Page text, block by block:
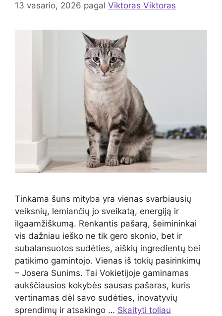
13 vasario, 2026 pagal Viktoras Viktoras
Tinkama šuns mityba yra vienas svarbiausių
veiksnių, lemiančių jo sveikatą, energiją ir
ilgaamžiškumą. Renkantis pašarą, šeimininkai
vis dažniau ieško ne tik gero skonio, bet ir
subalansuotos sudėties, aiškių ingredientų bei
patikimo gamintojo. Vienas iš tokių pasirinkimų
– Josera Sunims. Tai Vokietijoje gaminamas
aukščiausios kokybės sausas pašaras, kuris
vertinamas dėl savo sudėties, inovatyvių
sprendimų ir atsakingo … Skaityti toliau